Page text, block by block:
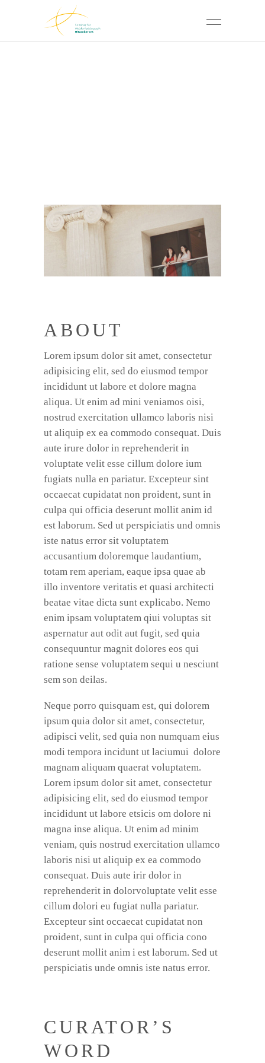
ABOUT
Lorem ipsum dolor sit amet, consectetur
adipisicing elit, sed do eiusmod tempor
incididunt ut labore et dolore magna
aliqua. Ut enim ad mini veniamos oisi,
nostrud exercitation ullamco laboris nisi
ut aliquip ex ea commodo consequat. Duis
aute irure dolor in reprehenderit in
voluptate velit esse cillum dolore ium
fugiats nulla en pariatur. Excepteur sint
occaecat cupidatat non proident, sunt in
culpa qui officia deserunt mollit anim id
est laborum. Sed ut perspiciatis und omnis
iste natus error sit voluptatem
accusantium doloremque laudantium,
totam rem aperiam, eaque ipsa quae ab
illo inventore veritatis et quasi architecti
beatae vitae dicta sunt explicabo. Nemo
enim ipsam voluptatem qiui voluptas sit
aspernatur aut odit aut fugit, sed quia
consequuntur magnit dolores eos qui
ratione sense voluptatem sequi u nesciunt
sem son deilas.
Neque porro quisquam est, qui dolorem
ipsum quia dolor sit amet, consectetur,
adipisci velit, sed quia non numquam eius
modi tempora incidunt ut laciumui dolore
magnam aliquam quaerat voluptatem.
Lorem ipsum dolor sit amet, consectetur
adipisicing elit, sed do eiusmod tempor
incididunt ut labore etsicis om dolore ni
magna inse aliqua. Ut enim ad minim
veniam, quis nostrud exercitation ullamco
laboris nisi ut aliquip ex ea commodo
consequat. Duis aute irir dolor in
reprehenderit in dolorvoluptate velit esse
cillum dolori eu fugiat nulla pariatur.
Excepteur sint occaecat cupidatat non
proident, sunt in culpa qui officia cono
deserunt mollit anim i est laborum. Sed ut
perspiciatis unde omnis iste natus error.
CURATOR’S
WORD